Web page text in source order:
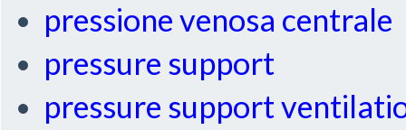
pressione venosa centrale
pressure support
pressure support